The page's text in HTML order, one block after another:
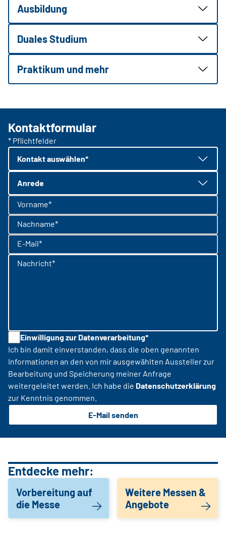
Ausbildung
Duales Studium
Praktikum und mehr
Kontaktformular
* Pflichtfelder
Kontakt auswählen*
Anrede
Vorname*
Nachname*
E-Mail*
Nachricht*
Einwilligung zur Datenverarbeitung*
Ich bin damit einverstanden, dass die oben genannten
Informationen an den von mir ausgewählten Aussteller zur
Bearbeitung und Speicherung meiner Anfrage
weitergeleitet werden. Ich habe die Datenschutzerklärung
zur Kenntnis genommen.
E-Mail senden
Entdecke mehr:
Vorbereitung auf
die Messe
Weitere Messen &
Angebote